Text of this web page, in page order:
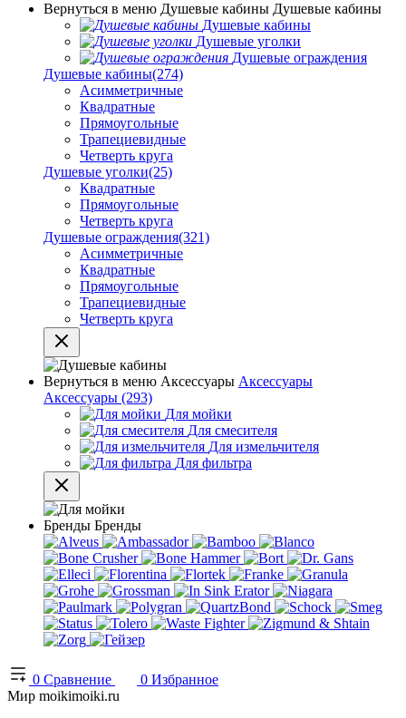
Вернуться в меню Душевые кабины Душевые кабины
Душевые кабины
Душевые уголки
Душевые ограждения
Душевые кабины(274)
Асимметричные
Квадратные
Прямоугольные
Трапециевидные
Четверть круга
Душевые уголки(25)
Квадратные
Прямоугольные
Четверть круга
Душевые ограждения(321)
Асимметричные
Квадратные
Прямоугольные
Трапециевидные
Четверть круга
Вернуться в меню Аксессуары Аксессуары
Аксессуары (293)
Для мойки
Для смесителя
Для измельчителя
Для фильтра
Бренды Бренды
0 Сравнение 0 Избранное
Мир moikimoiki.ru